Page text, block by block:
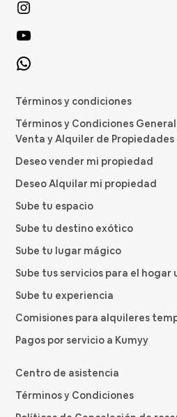
Términos y condiciones
Términos y Condiciones
Venta y Alquiler de Propiedades
Deseo vender mi propiedad
Deseo Alquilar mi propiedad
Sube tu espacio
Sube tu destino exótico
Sube tu lugar mágico
Sube tus servicios para el hogar
Sube tu experiencia
Comisiones para alquileres
Pagos por servicio a Kumyy
Centro de asistencia
Términos y Condiciones